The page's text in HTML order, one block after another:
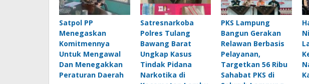
Satpol PP
Menegaskan
Komitmennya
Untuk Mengawal
Dan Menegakkan
Peraturan Daerah
Satresnarkoba
Polres Tulang
Bawang Barat
Ungkap Kasus
Tindak Pidana
Narkotika di
PKS Lampung
Bangun Gerakan
Relawan Berbasis
Pelayanan,
Targetkan 56 Ribu
Sahabat PKS di